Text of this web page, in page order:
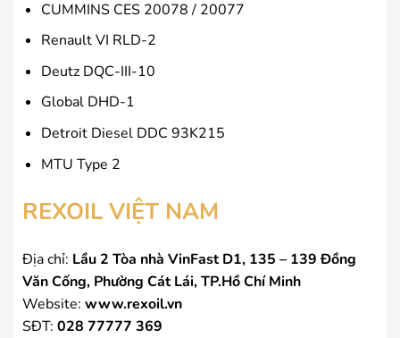
CUMMINS CES 20078 / 20077
Renault VI RLD-2
Deutz DQC-III-10
Global DHD-1
Detroit Diesel DDC 93K215
MTU Type 2
REXOIL VIỆT NAM
Địa chỉ: Lầu 2 Tòa nhà VinFast D1, 135 – 139 Đồng
Văn Cống, Phường Cát Lái, TP.Hồ Chí Minh
Website: www.rexoil.vn
SĐT: 028 77777 369